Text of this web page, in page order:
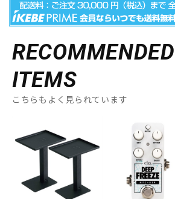
RECOMMENDED
ITEMS
こちらもよく見られています